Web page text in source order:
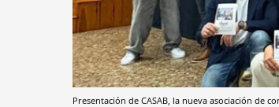
Presentación de CASAB, la nueva asociación de